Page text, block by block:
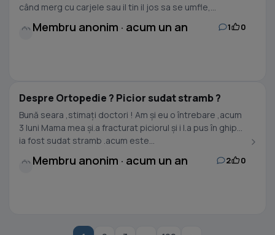
când merg cu carjele sau il tin il jos sa se umfle,...
Membru anonim · acum un an 1 0
Despre Ortopedie ? Picior sudat stramb ?
Bună seara ,stimați doctori ! Am și eu o întrebare ,acum
3 luni Mama mea și.a fracturat piciorul și i l.a pus în ghips
ia fost sudat stramb .acum este...
Membru anonim · acum un an 2 0